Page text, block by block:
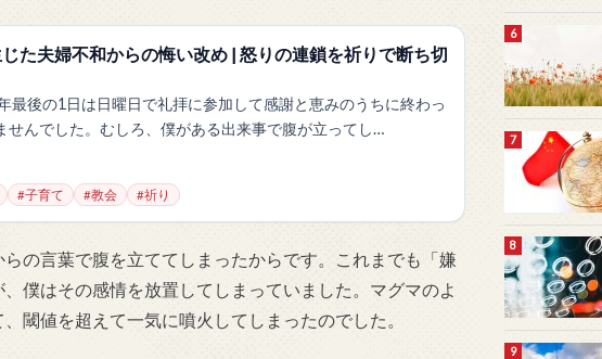
た夫婦不和からの悔い改め | 怒りの連鎖を祈りで断ち切
最後の1日は日曜日で礼拝に参加して感謝と恵みのうちに終わっ
せんでした。むしろ、僕がある出来事で腹が立ってし…
#子育て #教会 #祈り
の言葉で腹を立ててしまったからです。これまでも「嫌
僕はその感情を放置してしまっていました。マグマのよ
閾値を超えて一気に噴火してしまったのでした。